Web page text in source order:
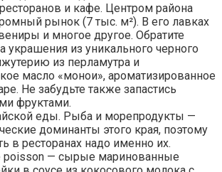
и кафе. Центром района
рынок (7 тыс. м²). В его лавках
и многое другое. Обратите
украшения из уникального черного
из перламутра и
масло «монои», ароматизированное
Не забудьте также запастись
фруктами.
еды. Рыба и морепродукты —
доминанты этого края, поэтому
в ресторанах надо именно их.
poisson — сырые маринованные